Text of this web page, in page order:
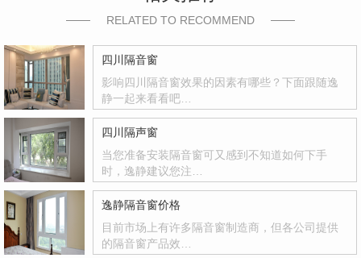
RELATED TO RECOMMEND
四川隔音窗
影响四川隔音窗效果的因素有哪些？下面跟随逸
静一起来看看吧…
四川隔声窗
当您准备安装隔音窗可又感到不知道如何下手
时，逸静建议您注…
逸静隔音窗价格
目前市场上有许多隔音窗制造商，但各公司提供
的隔音窗产品效…